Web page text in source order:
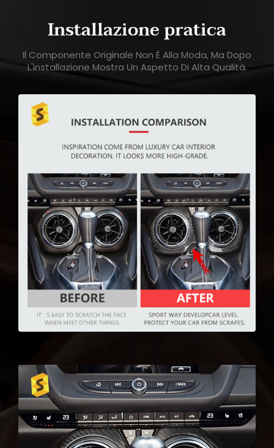
Installazione pratica
Il Componente Originale Non È Alla Moda, Ma Dopo
L'installazione Mostra Un Aspetto Di Alta Qualità.